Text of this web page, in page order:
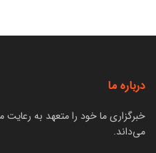
درباره ما
خبرگزاری ما خود را متعهد به رعایت
می‌داند.